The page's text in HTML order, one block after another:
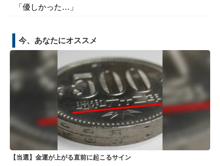
「優しかった…」
今、あなたにオススメ
【当選】金運が上がる直前に起こるサイン